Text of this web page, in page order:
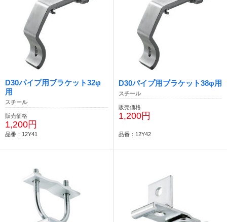
D30パイプ用ブラケット32φ
用
スチール
販売価格
1,200円
品番：12Y41
D30パイプ用ブラケット38φ用
スチール
販売価格
1,200円
品番：12Y42